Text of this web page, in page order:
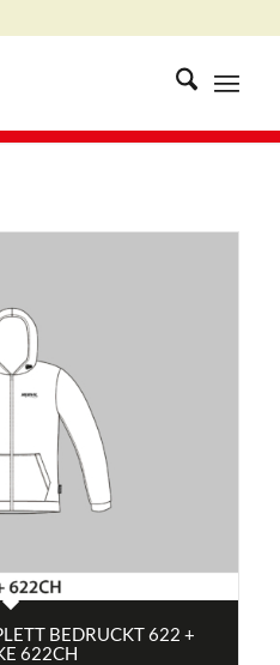
BEDRUCKT 622 +
622CH